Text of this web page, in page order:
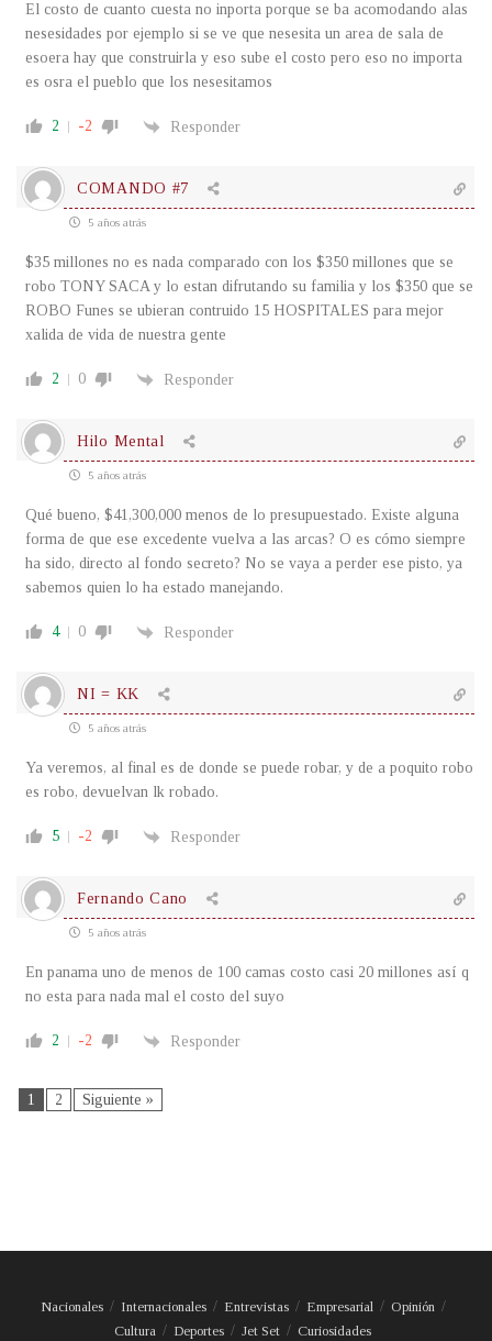
El costo de cuanto cuesta no inporta porque se ba acomodando alas
nesesidades por ejemplo si se ve que nesesita un area de sala de
esoera hay que construirla y eso sube el costo pero eso no importa
es osra el pueblo que los nesesitamos
2 -2 Responder
COMANDO #7
5 años atrás
$35 millones no es nada comparado con los $350 millones que se
robo TONY SACA y lo estan difrutando su familia y los $350 que se
ROBO Funes se ubieran contruido 15 HOSPITALES para mejor
xalida de vida de nuestra gente
2 0 Responder
Hilo Mental
5 años atrás
Qué bueno, $41,300,000 menos de lo presupuestado. Existe alguna
forma de que ese excedente vuelva a las arcas? O es cómo siempre
ha sido, directo al fondo secreto? No se vaya a perder ese pisto, ya
sabemos quien lo ha estado manejando.
4 0 Responder
NI = KK
5 años atrás
Ya veremos, al final es de donde se puede robar, y de a poquito robo
es robo, devuelvan lk robado.
5 -2 Responder
Fernando Cano
5 años atrás
En panama uno de menos de 100 camas costo casi 20 millones así q
no esta para nada mal el costo del suyo
2 -2 Responder
1 2 Siguiente »
Nacionales Internacionales Entrevistas Empresarial
Opinión
Cultura
Deportes Jet Set Curiosidades